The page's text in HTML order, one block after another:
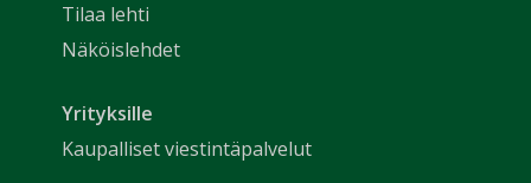
Tilaa lehti
Näköislehdet
Yrityksille
Kaupalliset viestintäpalvelut